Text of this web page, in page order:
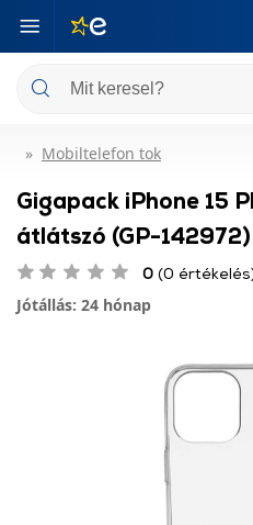
Mobiltelefon tok
Gigapack iPhone 15
átlátszó (GP-142972)
0 (0
Jótállás: 24 hónap